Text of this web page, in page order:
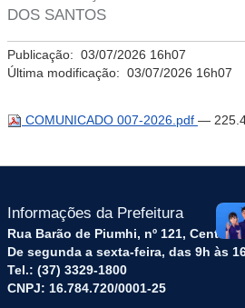
DOS SANTOS
Publicação: 03/07/2026 16h07
Última modificação: 03/07/2026 16h07
COMUNICADO 007-2026.pdf —
Informações da Prefeitura
Rua Barão de Piumhi, nº 121, Centro –
De segunda a sexta-feira, das 9h às
Tel.: (37) 3329-1800
CNPJ: 16.784.720/0001-25